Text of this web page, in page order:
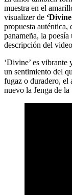
muestra en el
visualizer de
propuesta auténtica,
panameña, la
descripción del
‘Divine’ es
un sentimiento del
fugaz o duradero, el
nuevo la Jenga de la